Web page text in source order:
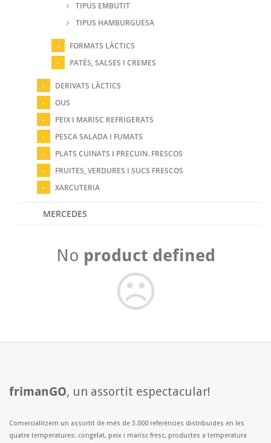
TIPUS EMBUTIT
TIPUS HAMBURGUESA
FORMATS LÀCTICS
PATÉS, SALSES I CREMES
DERIVATS LÀCTICS
OUS
PEIX I MARISC REFRIGERATS
PESCA SALADA I FUMATS
PLATS CUINATS I PRECUIN. FRESCOS
FRUITES, VERDURES I SUCS FRESCOS
XARCUTERIA
MERCEDES
No product defined
☹
frimanGO, un assortit espectacular!
Comercialitzem un assortit de més de 3.000 referències distribuides en les
quatre temperatures: congelat, peix i marisc fresc, productes a temperatura